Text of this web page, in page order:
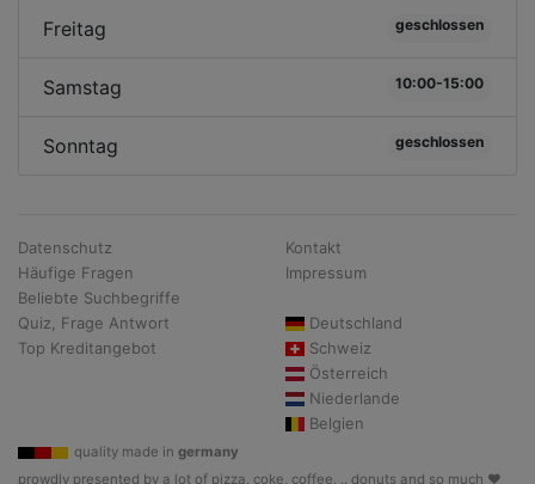
Freitag geschlossen
Samstag 10:00-15:00
Sonntag geschlossen
Datenschutz
Häufige Fragen
Beliebte Suchbegriffe
Quiz, Frage Antwort
Top Kreditangebot
Kontakt
Impressum
Deutschland
Schweiz
Österreich
Niederlande
Belgien
quality made in germany
prowdly presented by a lot of pizza, coke, coffee, .. donuts and so much ♥